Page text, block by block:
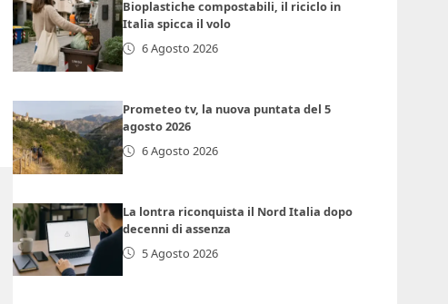
Bioplastiche compostabili, il riciclo in
Italia spicca il volo
6 Agosto 2026
Prometeo tv, la nuova puntata del 5
agosto 2026
6 Agosto 2026
La lontra riconquista il Nord Italia dopo
decenni di assenza
5 Agosto 2026